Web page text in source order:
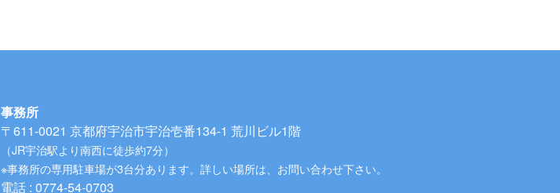
事務所
〒611-0021 京都府宇治市宇治壱番134-1 荒川ビル1階
（JR宇治駅より南西に徒歩約7分）
※事務所の専用駐車場が3台分あります。 詳しい場所は、お問い合わせ下さい。
電話 : 0774-54-0703